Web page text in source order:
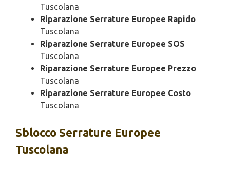
Tuscolana
Riparazione Serrature Europee Rapido
Tuscolana
Riparazione Serrature Europee SOS
Tuscolana
Riparazione Serrature Europee Prezzo
Tuscolana
Riparazione Serrature Europee Costo
Tuscolana
Sblocco Serrature Europee
Tuscolana